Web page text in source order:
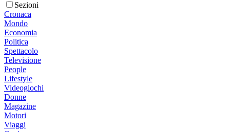
Sezioni
Cronaca
Mondo
Economia
Politica
Spettacolo
Televisione
People
Lifestyle
Videogiochi
Donne
Magazine
Motori
Viaggi